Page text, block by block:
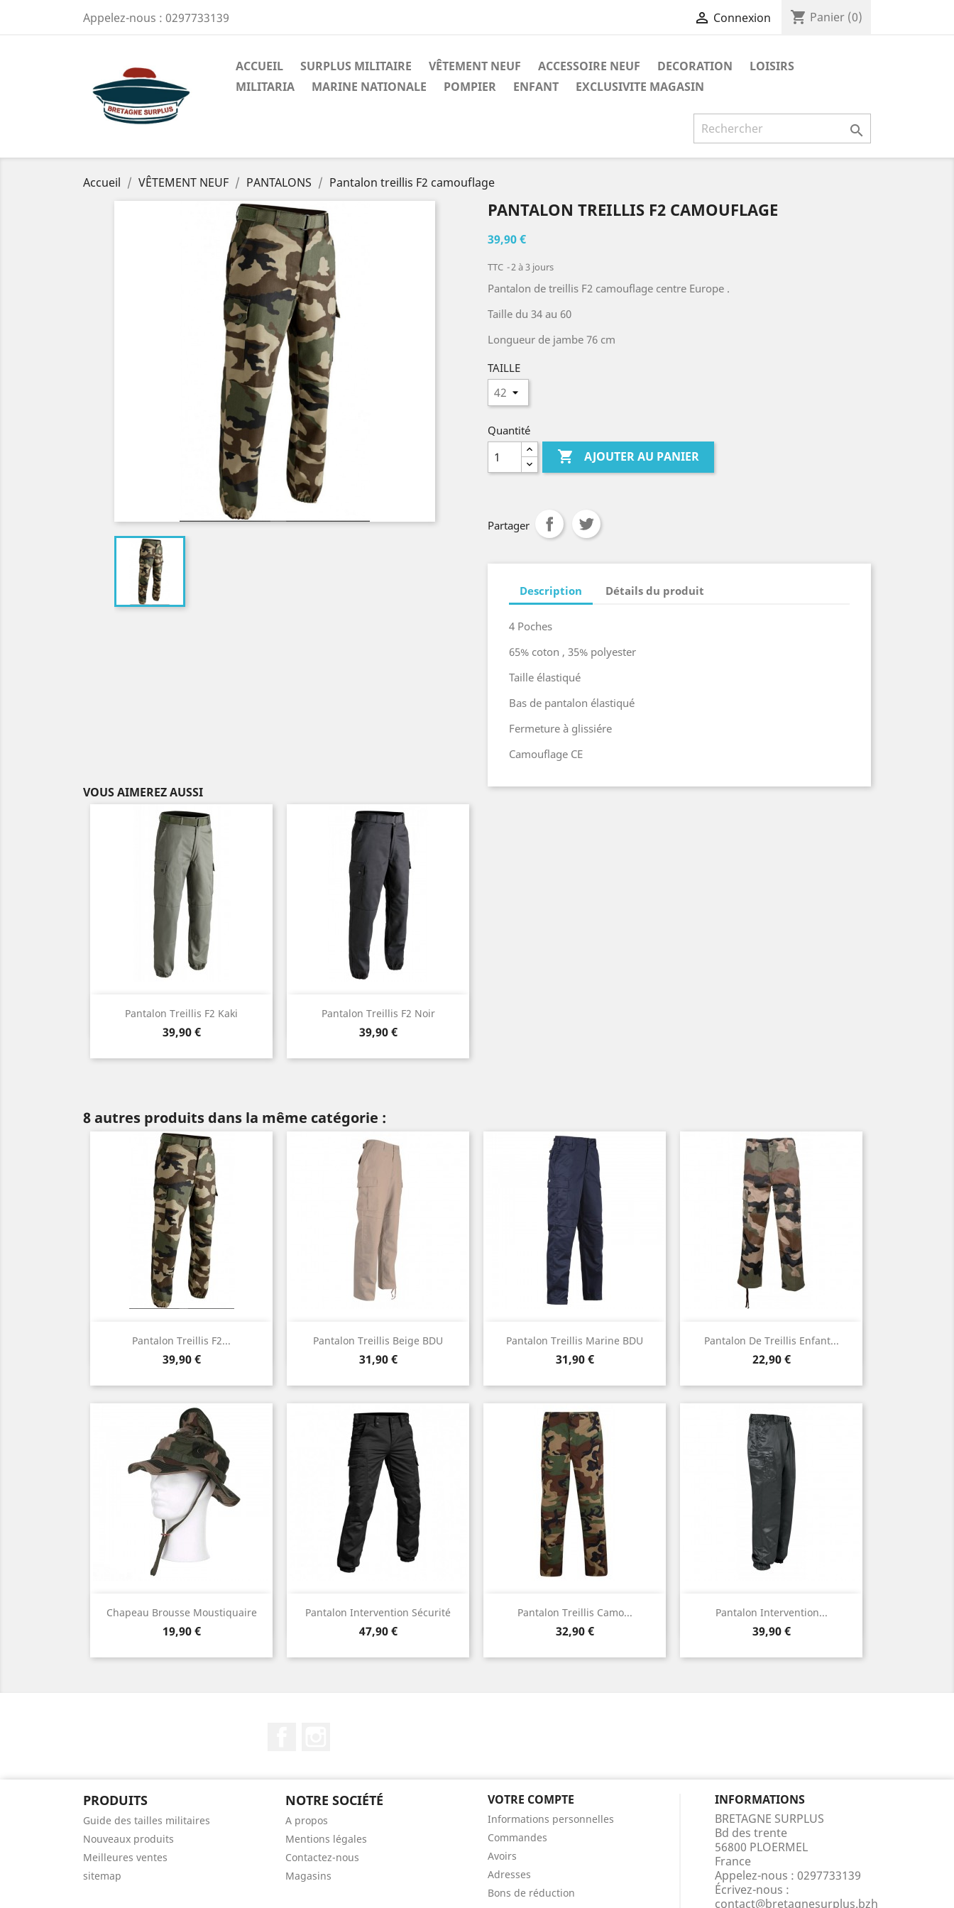
Appelez-nous : 0297733139  Connexion shopping_cart Panier (0)
ACCUEIL SURPLUS MILITAIRE VÊTEMENT NEUF ACCESSOIRE NEUF DECORATION
LOISIRS
MILITARIA
MARINE NATIONALE POMPIER ENFANT EXCLUSIVITE MAGASIN

Accueil VÊTEMENT NEUF PANTALONS Pantalon treillis F2 camouflage
PANTALON TREILLIS F2 CAMOUFLAGE
39,90 €
TTC 2 à 3 jours
Pantalon de treillis F2 camouflage centre Europe .
Taille du 34 au 60
Longueur de jambe 76 cm
TAILLE
Quantité
 AJOUTER AU PANIER
Partager
Description Détails du produit
4 Poches
65% coton , 35% polyester
Taille élastiqué
Bas de pantalon élastiqué
Fermeture à glissiére
Camouflage CE
VOUS AIMEREZ AUSSI
Pantalon Treillis F2 Kaki
Prix
39,90 €
Aperçu rapide Pantalon Treillis F2 Noir
Prix
39,90 €
Aperçu rapide
8 autres produits dans la même catégorie :
Pantalon Treillis F2...
Prix
39,90 €
Aperçu rapide Pantalon Treillis Beige BDU
Prix
31,90 €
Aperçu rapide Pantalon Treillis Marine BDU
Prix
31,90 €
Aperçu rapide Pantalon De Treillis Enfant...
Prix
22,90 €
Aperçu rapide
Chapeau Brousse Moustiquaire
Prix
19,90 €
 Aperçu rapide Pantalon Intervention Sécurité
Prix
47,90 €
 Aperçu rapide Pantalon Treillis Camo...
Prix
32,90 €
Aperçu rapide Pantalon Intervention...
Prix
39,90 €
Aperçu rapide
PRODUITS
Guide des tailles militaires
Nouveaux produits
Meilleures ventes
sitemap
NOTRE SOCIÉTÉ
A propos
Mentions légales
Contactez-nous
Magasins
VOTRE COMPTE
Informations personnelles
Commandes
Avoirs
Adresses
Bons de réduction
INFORMATIONS
BRETAGNE SURPLUS
Bd des trente
56800 PLOERMEL
France
Appelez-nous : 0297733139
Écrivez-nous :
contact@bretagnesurplus.bzh